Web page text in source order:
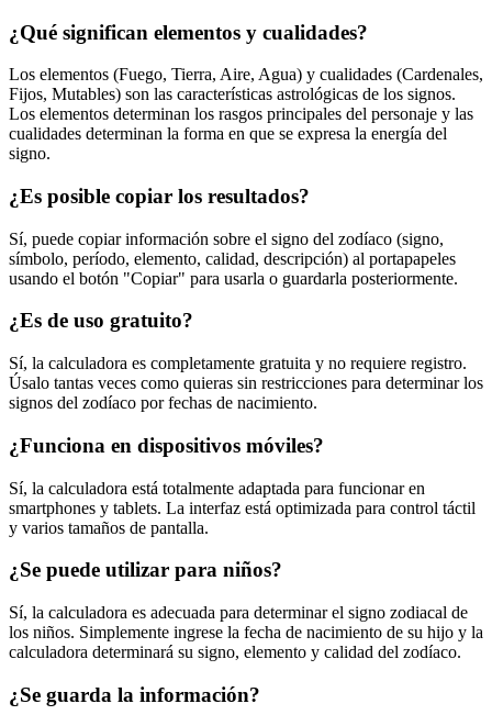
¿Qué significan elementos y cualidades?
Los elementos (Fuego, Tierra, Aire, Agua) y cualidades (Cardenales,
Fijos, Mutables) son las características astrológicas de los signos.
Los elementos determinan los rasgos principales del personaje y las
cualidades determinan la forma en que se expresa la energía del
signo.
¿Es posible copiar los resultados?
Sí, puede copiar información sobre el signo del zodíaco (signo,
símbolo, período, elemento, calidad, descripción) al portapapeles
usando el botón "Copiar" para usarla o guardarla posteriormente.
¿Es de uso gratuito?
Sí, la calculadora es completamente gratuita y no requiere registro.
Úsalo tantas veces como quieras sin restricciones para determinar los
signos del zodíaco por fechas de nacimiento.
¿Funciona en dispositivos móviles?
Sí, la calculadora está totalmente adaptada para funcionar en
smartphones y tablets. La interfaz está optimizada para control táctil
y varios tamaños de pantalla.
¿Se puede utilizar para niños?
Sí, la calculadora es adecuada para determinar el signo zodiacal de
los niños. Simplemente ingrese la fecha de nacimiento de su hijo y la
calculadora determinará su signo, elemento y calidad del zodíaco.
¿Se guarda la información?